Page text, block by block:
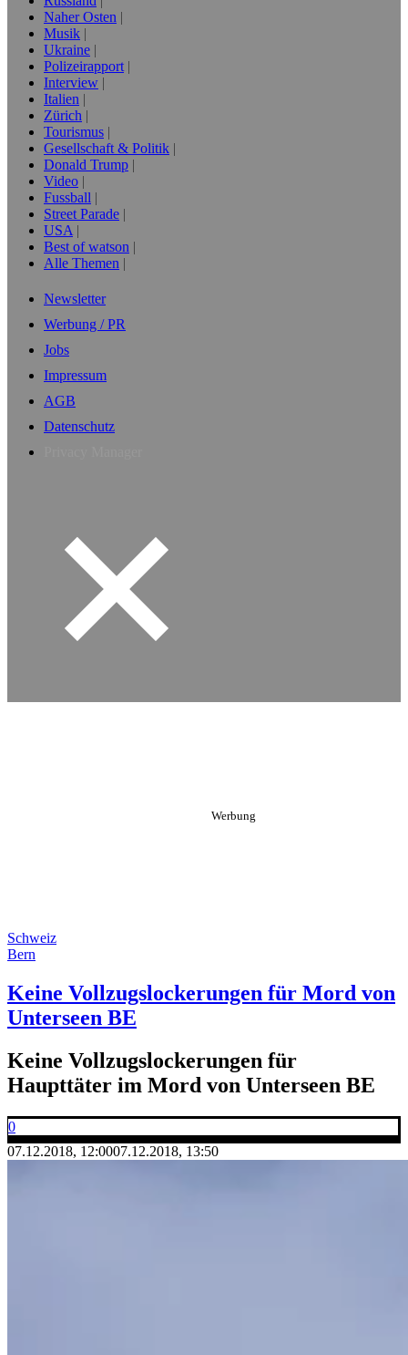
Naher Osten
Musik
Ukraine
Polizeirapport
Interview
Italien
Zürich
Tourismus
Gesellschaft & Politik
Donald Trump
Video
Fussball
Street Parade
USA
Best of watson
Alle Themen
Newsletter
Werbung / PR
Jobs
Impressum
AGB
Datenschutz
Schweiz
Bern
Keine Vollzugslockerungen für Mord von
Unterseen BE
Keine Vollzugslockerungen für
Haupttäter im Mord von Unterseen BE
0
07.12.2018, 12:0007.12.2018, 13:50